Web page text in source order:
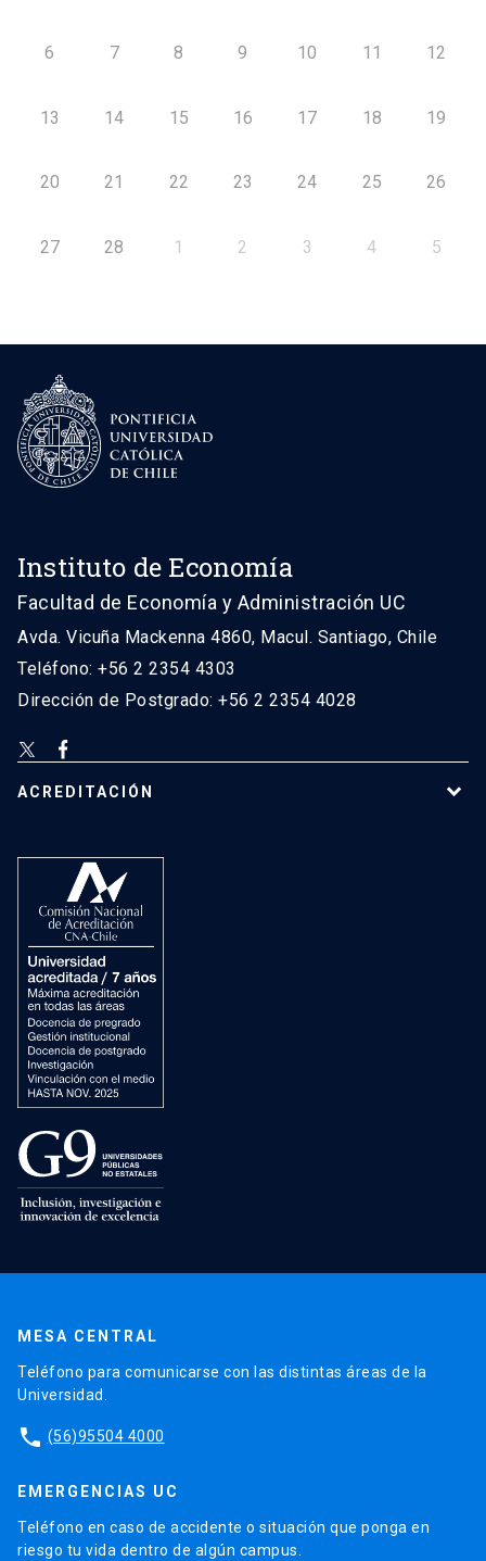
6 7 8 9 10 11 12
13 14 15 16 17 18 19
20 21 22 23 24 25 26
27 28 1 2 3 4 5
Instituto de Economía
Facultad de Economía y Administración UC
Avda. Vicuña Mackenna 4860, Macul. Santiago, Chile
Teléfono: +56 2 2354 4303
Dirección de Postgrado: +56 2 2354 4028
ACREDITACIÓN
MESA CENTRAL
Teléfono para comunicarse con las distintas áreas de la
Universidad.
phone (56)95504 4000
EMERGENCIAS UC
Teléfono en caso de accidente o situación que ponga en
riesgo tu vida dentro de algún campus.